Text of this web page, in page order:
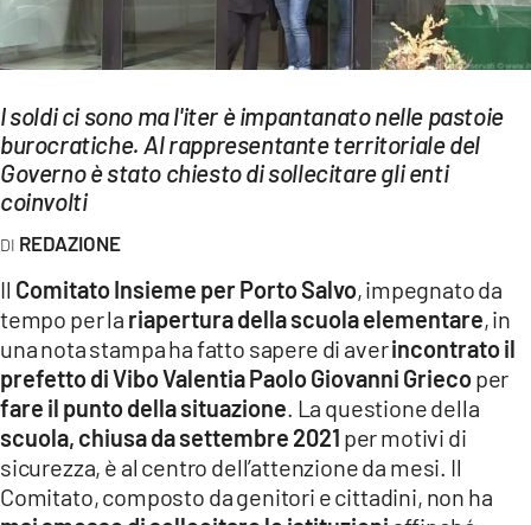
LAC TV
LAC ONAIR
LaC
LACTV.IT
LACONAIR.IT
LACITYMAG.IT
ILREGGINO.IT
COSENZACHANNEL.IT
I soldi ci sono ma l'iter è impantanato nelle pastoie
burocratiche. Al rappresentante territoriale del
Governo è stato chiesto di sollecitare gli enti
coinvolti
REDAZIONE
Il Comitato Insieme per Porto Salvo, impegnato da
tempo per la riapertura della scuola elementare, in
una nota stampa ha fatto sapere di averincontrato il
prefetto di Vibo Valentia Paolo Giovanni Griecoper
fare il punto della situazione . La questione della
scuola, chiusa da settembre 2021 per motivi di
sicurezza, è al centro dell’attenzione da mesi. Il
Comitato, composto da genitori e cittadini, non ha